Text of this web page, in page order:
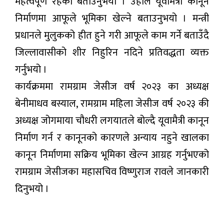
निर्माणमा आफूले भूमिका खेल्ने बताउनुभयो । मन्त्री
प्रधानले मुलुकको हीत हुने गरी आफूले काम गर्ने बताउँदै
जिल्लावासीको शीर निहुरिन नदिने प्रतिवद्धता व्यक्त
गर्नुभयो ।
कार्यक्रममा रामग्राम जेसीज वर्ष २०२३ का अध्यक्ष
बेनीमाधव बस्याल, रामग्राम महिला जेसीज वर्ष २०२३ की
अध्यक्ष जोगमाया चौधरी लगयातले बोल्दै यूवामैत्री कानून
निर्माण गर्न र कानूनको कारणले अन्याय नहुने खालका
कानून निर्माणमा सक्रिय भूमिका खेल्न आग्रह गर्नुभएको
रामग्राम जेसीजका महासचिव विष्णुराज रावले जानकारी
दिनुभयो ।